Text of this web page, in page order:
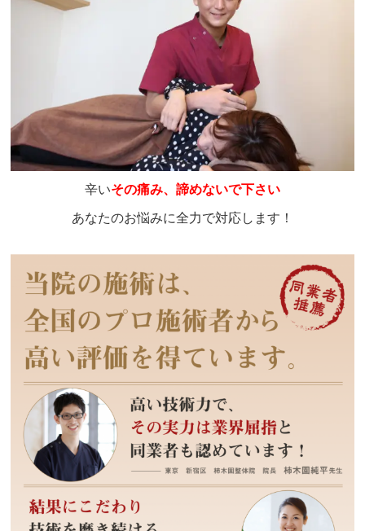
辛いその痛み、諦めないで下さい
あなたのお悩みに全力で対応します！